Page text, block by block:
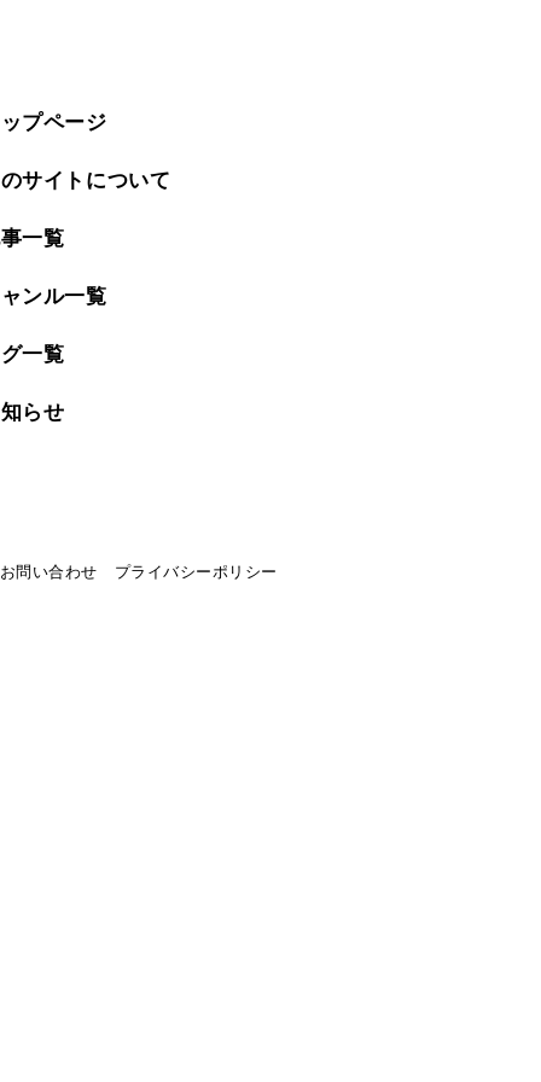
プページ
サイトについて
一覧
ンル一覧
一覧
らせ
お問い合わせ プライバシーポリシー